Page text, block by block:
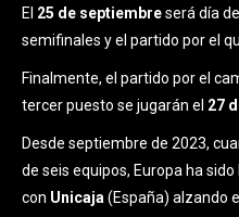
El 25 de septiembreserá día
semifinales y el partido por el
Finalmente, el partido por el
tercer puesto se jugarán el 27
Desde septiembre de 2023,
de seis equipos, Europa ha
con Unicaja (España) alzando